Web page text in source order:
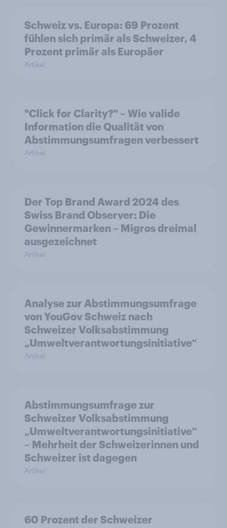
Schweiz vs. Europa: 69 Prozent
fühlen sich primär als Schweizer, 4
Prozent primär als Europäer
Artikel
"Click for Clarity?" – Wie valide
Information die Qualität von
Abstimmungsumfragen verbessert
Artikel
Der Top Brand Award 2024 des
Swiss Brand Observer: Die
Gewinnermarken – Migros dreimal
ausgezeichnet
Artikel
Analyse zur Abstimmungsumfrage
von YouGov Schweiz nach
Schweizer Volksabstimmung
„Umweltverantwortungsinitiative“
Artikel
Abstimmungsumfrage zur
Schweizer Volksabstimmung
„Umweltverantwortungsinitiative“
– Mehrheit der Schweizerinnen und
Schweizer ist dagegen
Artikel
60 Prozent der Schweizer